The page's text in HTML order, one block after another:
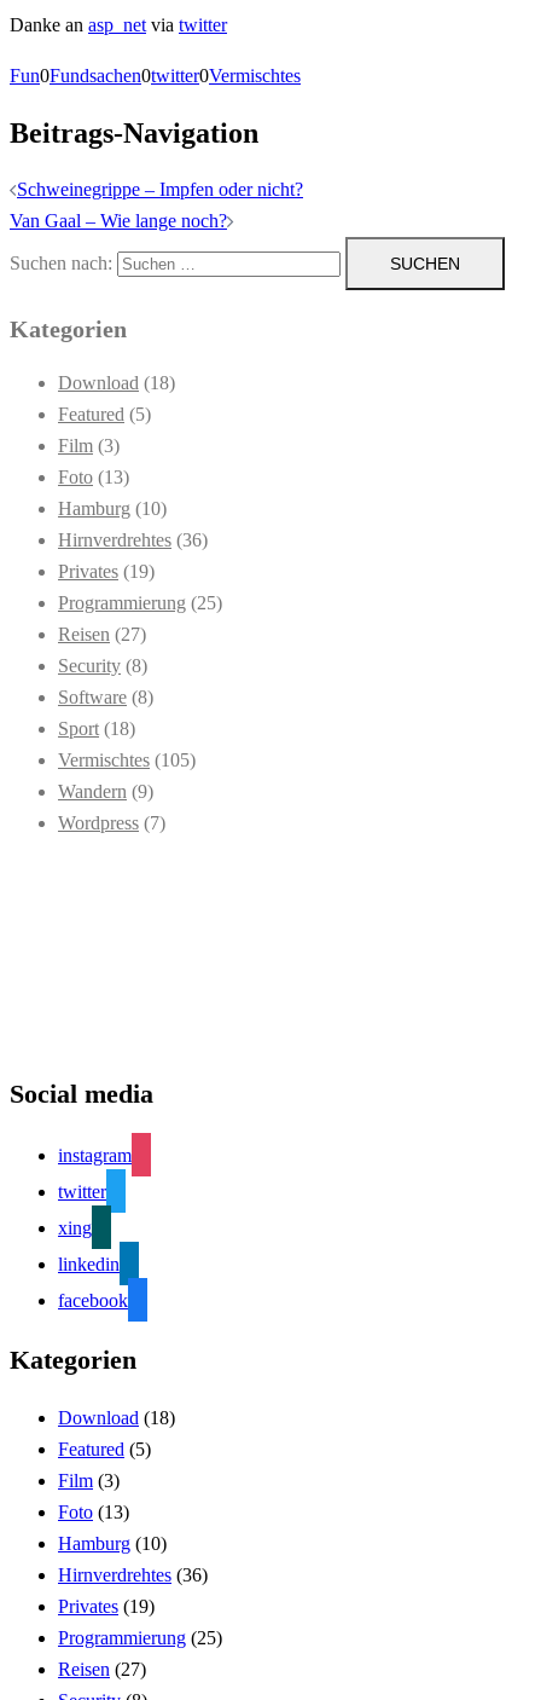
Danke an asp_net via twitter
Fun0Fundsachen0twitter0Vermischtes
Beitrags-Navigation
Schweinegrippe – Impfen oder nicht?
Van Gaal – Wie lange noch?
Suchen nach:
Kategorien
Download (18)
Featured (5)
Film (3)
Foto (13)
Hamburg (10)
Hirnverdrehtes (36)
Privates (19)
Programmierung (25)
Reisen (27)
Security (8)
Software (8)
Sport (18)
Vermischtes (105)
Wandern (9)
Wordpress (7)
Social media
instagram
twitter
xing
linkedin
facebook
Kategorien
Download (18)
Featured (5)
Film (3)
Foto (13)
Hamburg (10)
Hirnverdrehtes (36)
Privates (19)
Programmierung (25)
Reisen (27)